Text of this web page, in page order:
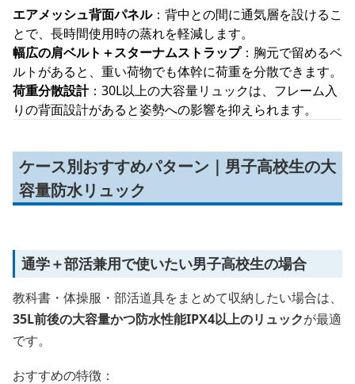
エアメッシュ背面パネル：背中との間に通気層を設けるこ
とで、長時間使用時の蒸れを軽減します。
幅広の肩ベルト＋スターナムストラップ：胸元で留めるベ
ルトがあると、重い荷物でも体幹に荷重を分散できます。
荷重分散設計：30L以上の大容量リュックは、フレーム入
りの背面設計があると姿勢への影響を抑えられます。
ケース別おすすめパターン｜男子高校生の大
容量防水リュック
通学＋部活兼用で使いたい男子高校生の場合
教科書・体操服・部活道具をまとめて収納したい場合は、
35L前後の大容量かつ防水性能IPX4以上のリュックが最適
です。
おすすめの特徴：